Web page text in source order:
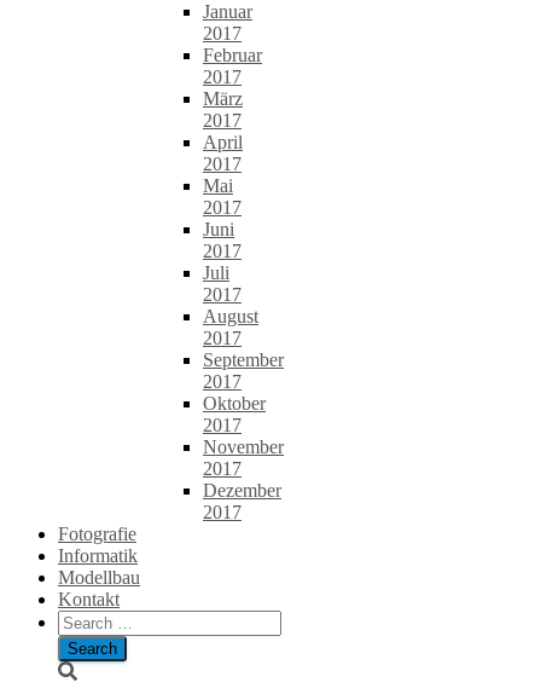
Januar
2017
Februar
2017
März
2017
April
2017
Mai
2017
Juni
2017
Juli
2017
August
2017
September
2017
Oktober
2017
November
2017
Dezember
2017
Fotografie
Informatik
Modellbau
Kontakt
Search
for: